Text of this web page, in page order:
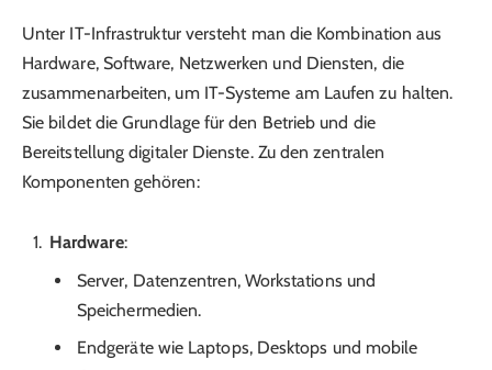
Unter IT-Infrastruktur versteht man die Kombination aus
Hardware, Software, Netzwerken und Diensten, die
zusammenarbeiten, um IT-Systeme am Laufen zu halten.
Sie bildet die Grundlage für den Betrieb und die
Bereitstellung digitaler Dienste. Zu den zentralen
Komponenten gehören:
Hardware:
Server, Datenzentren, Workstations und
Speichermedien.
Endgeräte wie Laptops, Desktops und mobile